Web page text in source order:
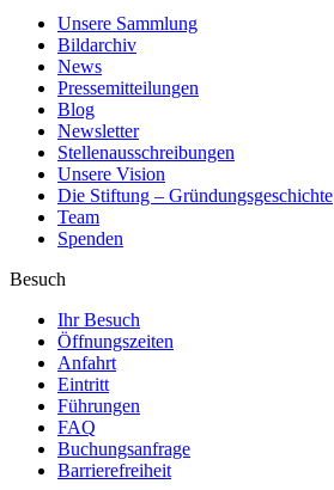
Unsere Sammlung
Bildarchiv
News
Pressemitteilungen
Blog
Newsletter
Stellenausschreibungen
Unsere Vision
Die Stiftung – Gründungsgeschichte
Team
Spenden
Besuch
Ihr Besuch
Öffnungszeiten
Anfahrt
Eintritt
Führungen
FAQ
Buchungsanfrage
Barrierefreiheit